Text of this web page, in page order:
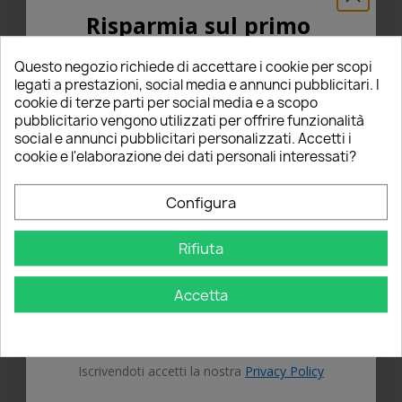
starstarstarstarstar
Carlo Gerardo C
30/06/2022
star Verified Purchaser
Ottima rapporto qualità/prezzo
Kit con grande rapporto qualità/prezzo.
Veritiera anche la colorazione (nel mio caso
5000k). Consiglio vivamente.
Recommended to buy: thumb_upYes
Questo negozio richiede di accettare i cookie per scopi
legati a prestazioni, social media e annunci pubblicitari. I
cookie di terze parti per social media e a scopo
pubblicitario vengono utilizzati per offrire funzionalità
social e annunci pubblicitari personalizzati. Accetti i
cookie e l'elaborazione dei dati personali interessati?
Configura
Rifiuta
Accetta
Risparmia sul primo
5% PER TE!
Inserisci la tua email qui sotto per ricevere il
5% DI SCONTOsul tuo primo ordine!
Nome
OTTIENI IL 5%
Iscrivendoti accetti la nostra Privacy Policy